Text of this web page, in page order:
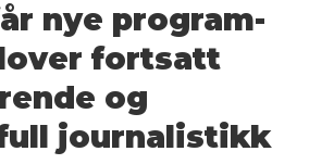
nye program­
fortsatt
og
journalistikk